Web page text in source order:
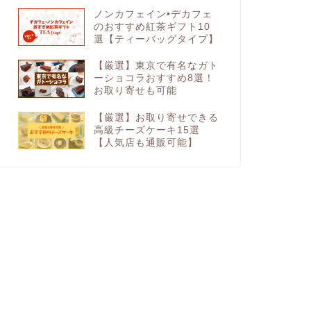
ノンカフェイン•デカフェ
のおすすめ紅茶ギフト10
選【ティーバッグタイプ】
【厳選】東京で有名なガト
ーショコラおすすめ8選！
お取り寄せも可能
【厳選】お取り寄せできる
高級チーズケーキ15選
【人気店も通販可能】